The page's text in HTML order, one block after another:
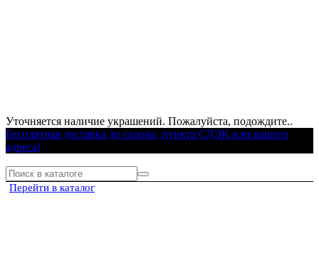
Уточняется наличие украшений. Пожалуйста, подождите..
Бесплатная доставка до салона, пункта СДЭК или вашего
адреса!
Перейти в каталог